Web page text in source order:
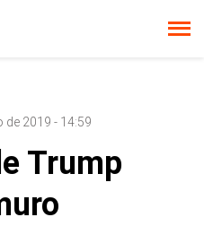
de 2019 - 14:59
Trump